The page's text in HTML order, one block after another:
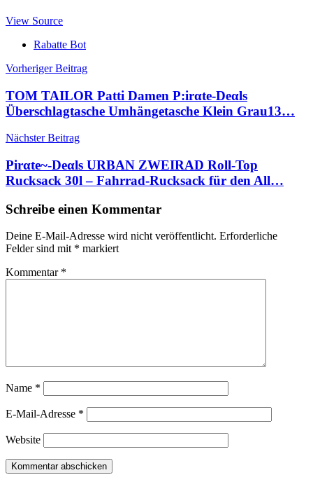
View Source
Rabatte Bot
Beitragsnavigation
Vorheriger Beitrag
TOM TAILOR Patti Damen P:irαtе-Dеαls
Überschlagtasche Umhängetasche Klein Grau13…
Nächster Beitrag
Pirαtе~-Dеαls URBAN ZWEIRAD Roll-Top
Rucksack 30l – Fahrrad-Rucksack für den All…
Schreibe einen Kommentar
Deine E-Mail-Adresse wird nicht veröffentlicht. Erforderliche
Felder sind mit * markiert
Kommentar *
Name *
E-Mail-Adresse *
Website